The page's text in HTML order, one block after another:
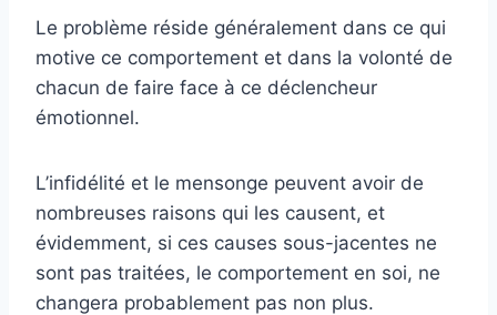
Le problème réside généralement dans ce qui
motive ce comportement et dans la volonté de
chacun de faire face à ce déclencheur
émotionnel.
L’infidélité et le mensonge peuvent avoir de
nombreuses raisons qui les causent, et
évidemment, si ces causes sous-jacentes ne
sont pas traitées, le comportement en soi, ne
changera probablement pas non plus.